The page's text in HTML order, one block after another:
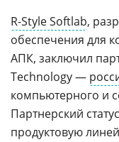
R-Style Softlab,
обеспечения для
АПК, заключил
Technology —
компьютерного и
Партнерский
продуктовую